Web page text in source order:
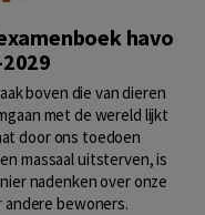
havo
boven die van dieren
met de wereld lijkt
door ons toedoen
massaal uitsterven, is
nadenken over onze
bewoners.